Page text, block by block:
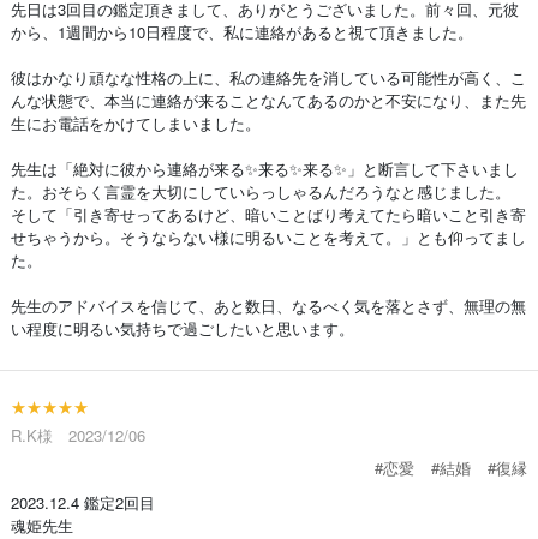
先日は3回目の鑑定頂きまして、ありがとうございました。前々回、元彼
から、1週間から10日程度で、私に連絡があると視て頂きました。
彼はかなり頑なな性格の上に、私の連絡先を消している可能性が高く、こ
んな状態で、本当に連絡が来ることなんてあるのかと不安になり、また先
生にお電話をかけてしまいました。
先生は「絶対に彼から連絡が来る✨来る✨来る✨」と断言して下さいまし
た。おそらく言霊を大切にしていらっしゃるんだろうなと感じました。
そして「引き寄せってあるけど、暗いことばり考えてたら暗いこと引き寄
せちゃうから。そうならない様に明るいことを考えて。」とも仰ってまし
た。
先生のアドバイスを信じて、あと数日、なるべく気を落とさず、無理の無
い程度に明るい気持ちで過ごしたいと思います。
★★★★★
R.K様 2023/12/06
#恋愛
#結婚
#復縁
2023.12.4 鑑定2回目
魂姫先生